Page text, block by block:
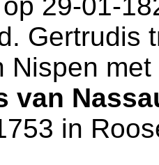
Gertrudis
Nispen met
van
in